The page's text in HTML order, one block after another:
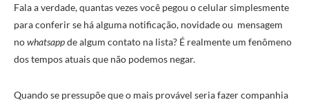
Fala a verdade, quantas vezes você pegou o celular simplesmente
para conferir se há alguma notificação, novidade ou mensagem
nowhatsappde algum contato na lista? É realmente um fenômeno
dos tempos atuais que não podemos negar.
Quando se pressupõe que o mais provável seria fazer companhia